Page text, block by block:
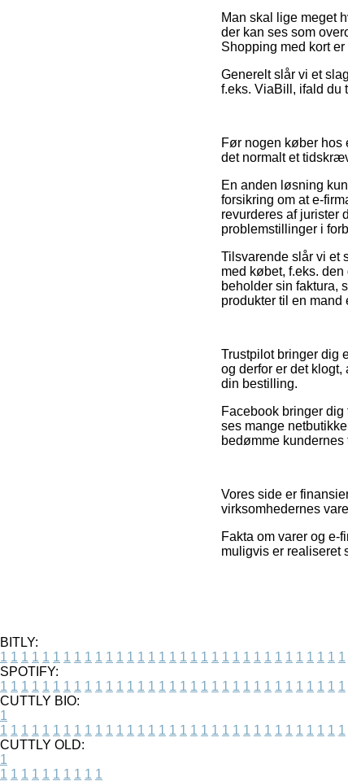
Man skal lige meget
der kan ses som
Shopping med kort
Generelt slår vi et
f.eks. ViaBill, ifald du
Før nogen køber hos
det normalt et
En anden løsning
forsikring om at e-
revurderes af jurister
problemstillinger i
Tilsvarende slår vi et
med købet, f.eks.
beholder sin faktura,
produkter til en mand
Trustpilot bringer dig
og derfor er det
din bestilling.
Facebook bringer
ses mange
bedømme kundernes
Vores side er
virksomhedernes
Fakta om varer og
muligvis er realiseret
BITLY:
1 1 1 1 1 1 1 1 1 1 1 1 1 1 1 1 1 1 1 1 1 1 1 1 1 1 1 1 1 1 1 1 1
SPOTIFY:
1 1 1 1 1 1 1 1 1 1 1 1 1 1 1 1 1 1 1 1 1 1 1 1 1 1 1 1 1 1 1 1 1
CUTTLY BIO:
1
1 1 1 1 1 1 1 1 1 1 1 1 1 1 1 1 1 1 1 1 1 1 1 1 1 1 1 1 1 1 1 1 1
CUTTLY OLD:
1
1 1 1 1 1 1 1 1 1 1